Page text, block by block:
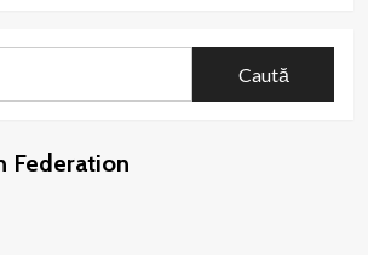
Federation